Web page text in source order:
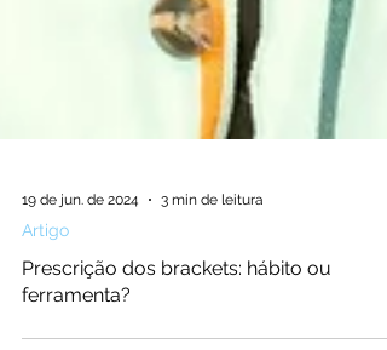
19 de jun. de 2024 3 min de leitura
Artigo
Prescrição dos brackets: hábito ou